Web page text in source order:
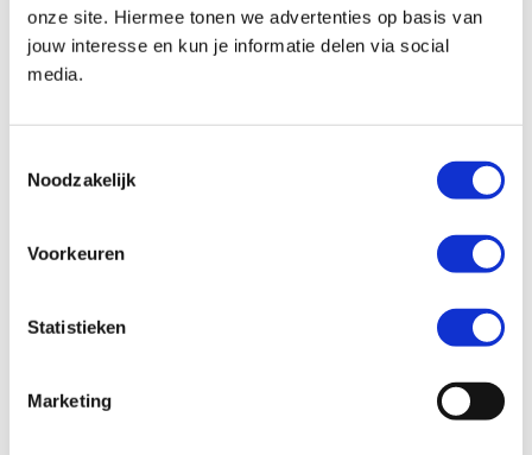
onze site. Hiermee tonen we advertenties op basis van
jouw interesse en kun je informatie delen via social
media.
Noodzakelijk
Voorkeuren
Statistieken
Marketing
E-mailadres *